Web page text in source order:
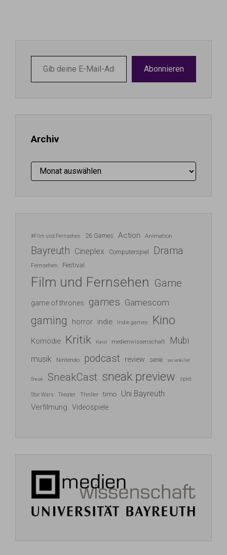
deine
E-
Abonnieren
Archiv
Archiv
#Film und Fernsehen 26 Games Action Animation
Bayreuth Cineplex Computerspiel Drama
Fernsehen Festival
Film und Fernsehen Game
game of thrones games Gamescom
gaming horror indie Indie games Kino
Komödie Kritik Kunst medienwissenschaft Mubi
musik Nintendo podcast review serie serienkiller
Sneak SneakCast sneak preview spiel
Star Wars Theater Thriller timo Uni Bayreuth
Verfilmung Videospiele